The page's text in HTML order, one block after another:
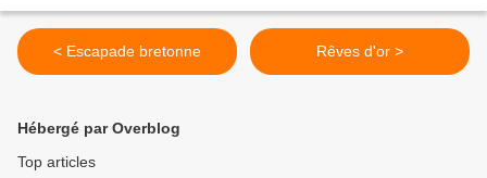
< Escapade bretonne Rêves d'or >
Hébergé par Overblog
Top articles